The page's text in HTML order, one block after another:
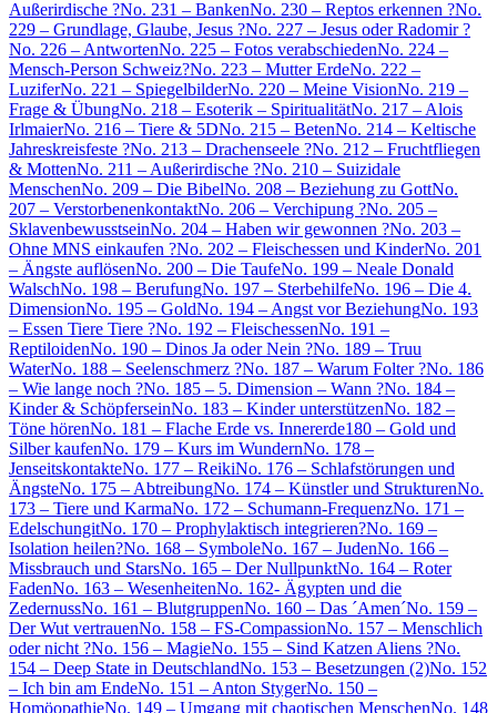
Außerirdische ?No. 231 – BankenNo. 230 – Reptos erkennen ?No.
229 – Grundlage, Glaube, Jesus ?No. 227 – Jesus oder Radomir ?
No. 226 – AntwortenNo. 225 – Fotos verabschiedenNo. 224 –
Mensch-Person Schweiz?No. 223 – Mutter ErdeNo. 222 –
LuziferNo. 221 – SpiegelbilderNo. 220 – Meine VisionNo. 219 –
Frage & ÜbungNo. 218 – Esoterik – SpiritualitätNo. 217 – Alois
IrlmaierNo. 216 – Tiere & 5DNo. 215 – BetenNo. 214 – Keltische
Jahreskreisfeste ?No. 213 – Drachenseele ?No. 212 – Fruchtfliegen
& MottenNo. 211 – Außerirdische ?No. 210 – Suizidale
MenschenNo. 209 – Die BibelNo. 208 – Beziehung zu GottNo.
207 – VerstorbenenkontaktNo. 206 – Verchipung ?No. 205 –
SklavenbewusstseinNo. 204 – Haben wir gewonnen ?No. 203 –
Ohne MNS einkaufen ?No. 202 – Fleischessen und KinderNo. 201
– Ängste auflösenNo. 200 – Die TaufeNo. 199 – Neale Donald
WalschNo. 198 – BerufungNo. 197 – SterbehilfeNo. 196 – Die 4.
DimensionNo. 195 – GoldNo. 194 – Angst vor BeziehungNo. 193
– Essen Tiere Tiere ?No. 192 – FleischessenNo. 191 –
ReptiloidenNo. 190 – Dinos Ja oder Nein ?No. 189 – Truu
WaterNo. 188 – Seelenschmerz ?No. 187 – Warum Folter ?No. 186
– Wie lange noch ?No. 185 – 5. Dimension – Wann ?No. 184 –
Kinder & SchöpferseinNo. 183 – Kinder unterstützenNo. 182 –
Töne hörenNo. 181 – Flache Erde vs. Innererde180 – Gold und
Silber kaufenNo. 179 – Kurs im WundernNo. 178 –
JenseitskontakteNo. 177 – ReikiNo. 176 – Schlafstörungen und
ÄngsteNo. 175 – AbtreibungNo. 174 – Künstler und StrukturenNo.
173 – Tiere und KarmaNo. 172 – Schumann-FrequenzNo. 171 –
EdelschungitNo. 170 – Prophylaktisch integrieren?No. 169 –
Isolation heilen?No. 168 – SymboleNo. 167 – JudenNo. 166 –
Missbrauch und StarsNo. 165 – Der NullpunktNo. 164 – Roter
FadenNo. 163 – WesenheitenNo. 162- Ägypten und die
ZedernussNo. 161 – BlutgruppenNo. 160 – Das ´Amen´No. 159 –
Der Wut vertrauenNo. 158 – FS-CompassionNo. 157 – Menschlich
oder nicht ?No. 156 – MagieNo. 155 – Sind Katzen Aliens ?No.
154 – Deep State in DeutschlandNo. 153 – Besetzungen (2)No. 152
– Ich bin am EndeNo. 151 – Anton StygerNo. 150 –
HomöopathieNo. 149 – Umgang mit chaotischen MenschenNo. 148